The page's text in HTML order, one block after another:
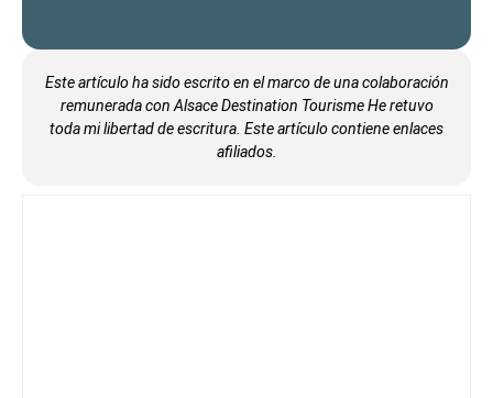
Este artículo ha sido escrito en el marco de una colaboración
remunerada con Alsace Destination Tourisme He retuvo
toda mi libertad de escritura. Este artículo contiene enlaces
afiliados.